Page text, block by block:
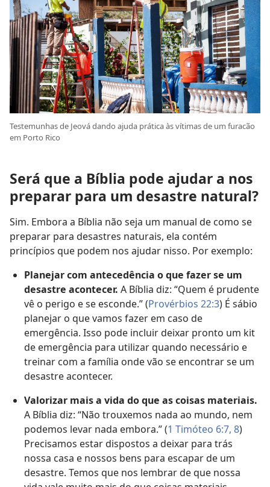
Testemunhas de Jeová dando ajuda prática às vítimas de um furacão
em Porto Rico
Será que a Bíblia pode ajudar a nos
preparar para um desastre natural?
Sim. Embora a Bíblia não seja um manual de como se
preparar para desastres naturais, ela contém
princípios que podem nos ajudar nisso. Por exemplo:
Planejar com antecedência o que fazer se um
desastre acontecer. A Bíblia diz: “Quem é prudente
vê o perigo e se esconde.” (Provérbios 22:3) É sábio
planejar o que vamos fazer em caso de
emergência. Isso pode incluir deixar pronto um kit
de emergência para utilizar quando necessário e
treinar com a família onde vão se encontrar se um
desastre acontecer.
Valorizar mais a vida do que as coisas materiais.
A Bíblia diz: “Não trouxemos nada ao mundo, nem
podemos levar nada embora.” (1 Timóteo 6:7, 8)
Precisamos estar dispostos a deixar para trás
nossa casa e nossos bens para escapar de um
desastre. Temos que nos lembrar de que nossa